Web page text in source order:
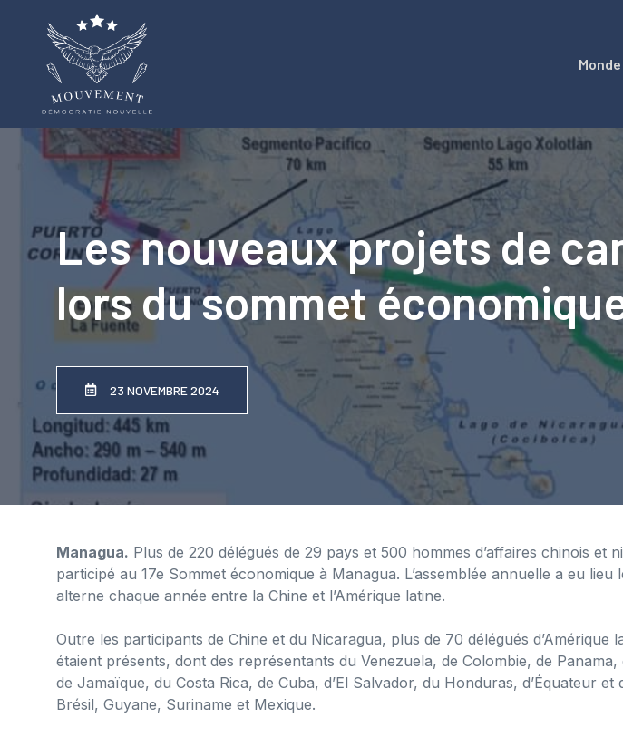
Monde
Les nouveaux projets de
lors du sommet
23 NOVEMBRE 2024
Managua. Plus de 220 délégués de 29 pays et 500 hommes d’affaires chinois et
participé au 17e Sommet économique à Managua. L’assemblée annuelle a eu lieu
alterne chaque année entre la Chine et l’Amérique latine.
Outre les participants de Chine et du Nicaragua, plus de 70 délégués d’Amérique
étaient présents, dont des représentants du Venezuela, de Colombie, de Panama,
de Jamaïque, du Costa Rica, de Cuba, d’El Salvador, du Honduras, d’Équateur et
Brésil, Guyane, Suriname et Mexique.